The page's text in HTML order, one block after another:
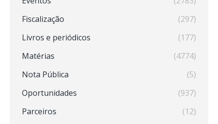
Fiscalização
(297)
Livros e periódicos
(177)
Matérias
(4774)
Nota Pública
(5)
Oportunidades
(937)
Parceiros
(12)